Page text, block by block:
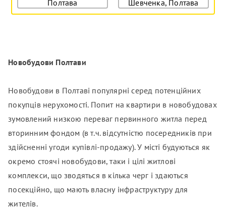
Полтава
Шевченка, Полтава
Новобудови Полтави
Новобудови в Полтаві популярні серед потенційних
покупців нерухомості. Попит на квартири в новобудовах
зумовлений низкою переваг первинного житла перед
вторинним фондом (в т.ч. відсутністю посередників при
здійсненні угоди купівлі-продажу). У місті будуються як
окремо стоячі новобудови, таки і цілі житлові
комплекси, що зводяться в кілька черг і здаються
посекційно, що мають власну інфраструктуру для
жителів.